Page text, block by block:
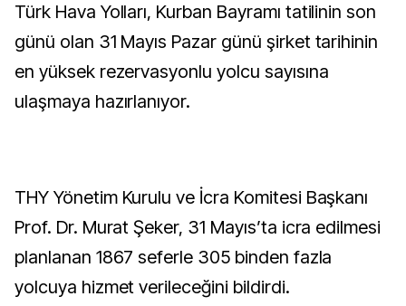
Türk Hava Yolları, Kurban Bayramı tatilinin son
günü olan 31 Mayıs Pazar günü şirket tarihinin
en yüksek rezervasyonlu yolcu sayısına
ulaşmaya hazırlanıyor.
THY Yönetim Kurulu ve İcra Komitesi Başkanı
Prof. Dr. Murat Şeker, 31 Mayıs’ta icra edilmesi
planlanan 1867 seferle 305 binden fazla
yolcuya hizmet verileceğini bildirdi.